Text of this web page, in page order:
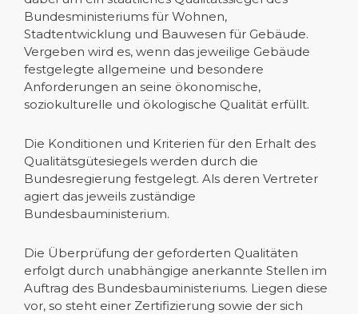
Bundesministeriums für Wohnen,
Stadtentwicklung und Bauwesen für Gebäude.
Vergeben wird es, wenn das jeweilige Gebäude
festgelegte allgemeine und besondere
Anforderungen an seine ökonomische,
soziokulturelle und ökologische Qualität erfüllt.
Die Konditionen und Kriterien für den Erhalt des
Qualitätsgütesiegels werden durch die
Bundesregierung festgelegt. Als deren Vertreter
agiert das jeweils zuständige
Bundesbauministerium.
Die Überprüfung der geforderten Qualitäten
erfolgt durch unabhängige anerkannte Stellen im
Auftrag des Bundesbauministeriums. Liegen diese
vor, so steht einer Zertifizierung sowie der sich